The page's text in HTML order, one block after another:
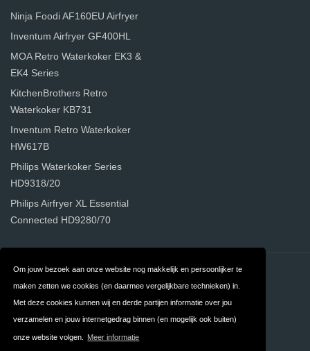
Om jouw bezoek aan onze website nog makkelijk en persoonlijker te
maken zetten we cookies (en daarmee vergelijkbare technieken) in.
Met deze cookies kunnen wij en derde partijen informatie over jou
verzamelen en jouw internetgedrag binnen (en mogelijk ook buiten)
onze website volgen. Meer informatie
Ninja Foodi AF160EU Airfryer
Inventum Airfryer GF400HL
MOA Retro Waterkoker EK3 &
EK4 Series
KitchenBrothers Retro
Waterkoker KB731
Inventum Retro Waterkoker
HW617B
Philips Waterkoker Series
HD9318/20
Philips Airfryer XL Essential
Connected HD9280/70
Contact Privacy
Algemene
Voorwaarden
FAQ